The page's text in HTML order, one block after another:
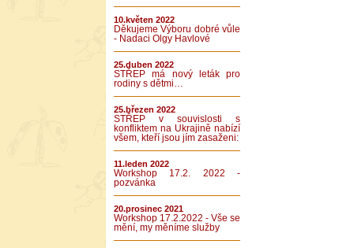
10.květen 2022
Děkujeme Výboru dobré vůle
- Nadaci Olgy Havlové
25.duben 2022
STŘEP má nový leták pro
rodiny s dětmi…
25.březen 2022
STŘEP v souvislosti s
konfliktem na Ukrajině nabízí
všem, kteří jsou jím zasaženi:
11.leden 2022
Workshop 17.2. 2022 -
pozvánka
20.prosinec 2021
Workshop 17.2.2022 - Vše se
mění, my měníme služby